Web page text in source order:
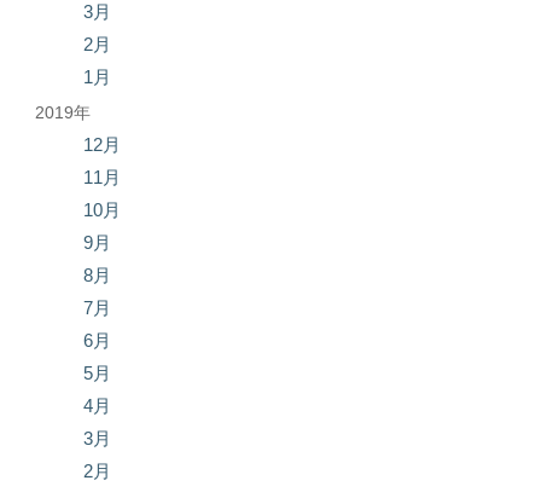
3月
2月
1月
2019年
12月
11月
10月
9月
8月
7月
6月
5月
4月
3月
2月